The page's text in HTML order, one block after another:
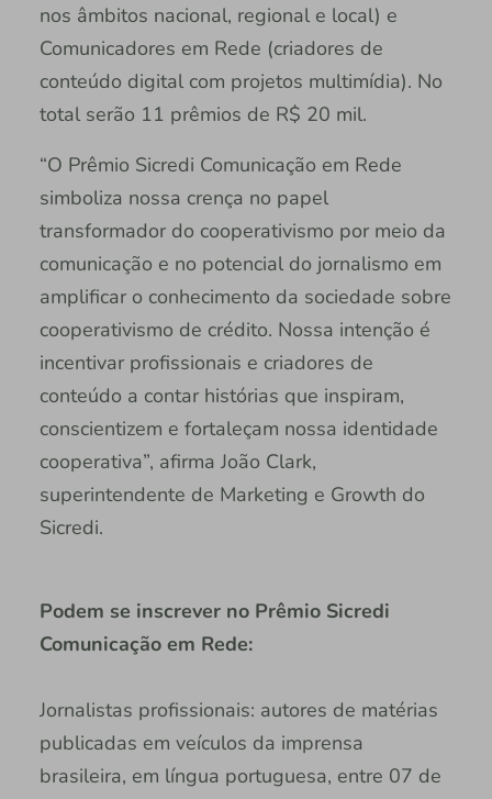
nos âmbitos nacional, regional e local) e
Comunicadores em Rede (criadores de
conteúdo digital com projetos multimídia). No
total serão 11 prêmios de R$ 20 mil.
“O Prêmio Sicredi Comunicação em Rede
simboliza nossa crença no papel
transformador do cooperativismo por meio da
comunicação e no potencial do jornalismo em
amplificar o conhecimento da sociedade sobre
cooperativismo de crédito. Nossa intenção é
incentivar profissionais e criadores de
conteúdo a contar histórias que inspiram,
conscientizem e fortaleçam nossa identidade
cooperativa”, afirma João Clark,
superintendente de Marketing e Growth do
Sicredi.
Podem se inscrever no Prêmio Sicredi
Comunicação em Rede:
Jornalistas profissionais: autores de matérias
publicadas em veículos da imprensa
brasileira, em língua portuguesa, entre 07 de